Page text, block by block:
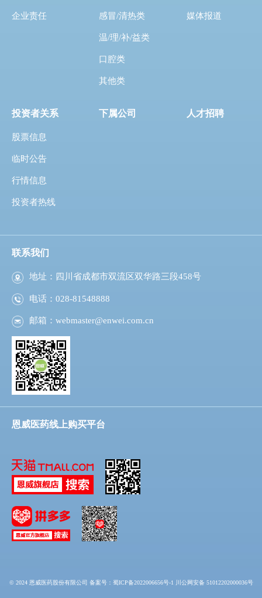
企业责任 感冒/清热类
温/理/补/益类
口腔类
其他类
媒体报道
投资者关系
股票信息
临时公告
行情信息
投资者热线
下属公司 人才招聘
联系我们
地址：四川省成都市双流区双华路三段458号
电话：028-81548888
邮箱： webmaster@enwei.com.cn
恩威医药线上购买平台
© 2024 恩威医药股份有限公司 备案号：蜀ICP备2022006656号-1 川公网安备 51012202000036号